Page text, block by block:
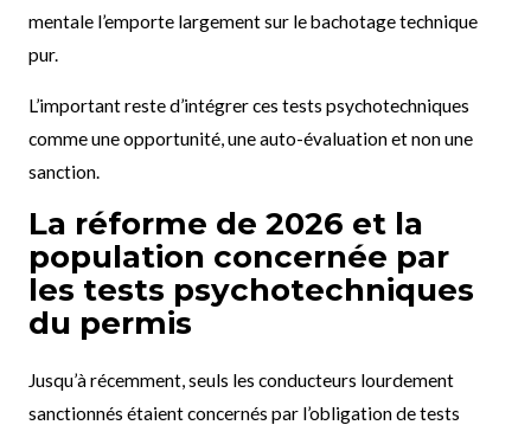
mentale l’emporte largement sur le bachotage technique
pur.
L’important reste d’intégrer ces tests psychotechniques
comme une opportunité, une auto-évaluation et non une
sanction.
La réforme de 2026 et la
population concernée par
les tests psychotechniques
du permis
Jusqu’à récemment, seuls les conducteurs lourdement
sanctionnés étaient concernés par l’obligation de tests